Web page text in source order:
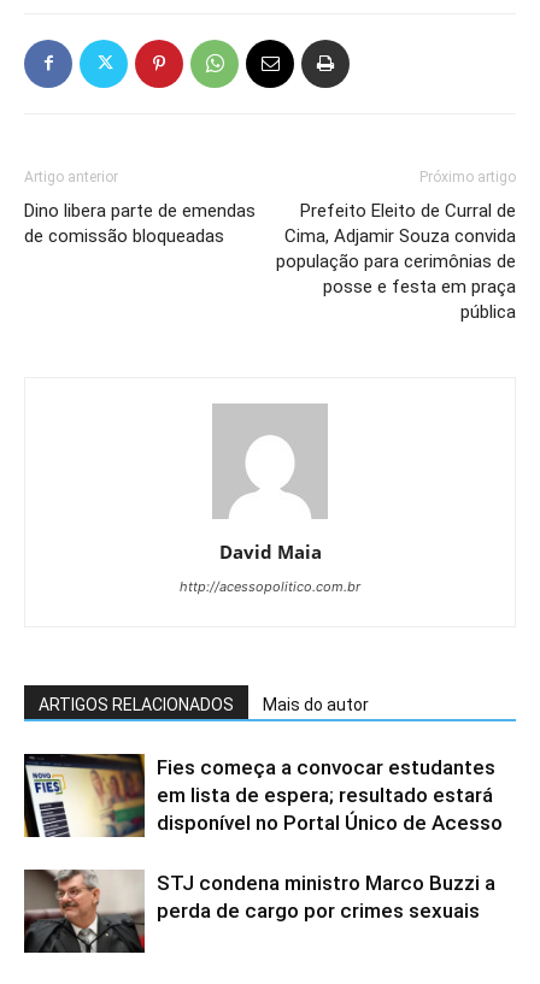
Artigo anterior
Dino libera parte de emendas
de comissão bloqueadas
Próximo artigo
Prefeito Eleito de Curral de
Cima, Adjamir Souza convida
população para cerimônias de
posse e festa em praça
pública
David Maia
http://acessopolitico.com.br
ARTIGOS RELACIONADOS Mais do autor
Fies começa a convocar estudantes
em lista de espera; resultado estará
disponível no Portal Único de Acesso
STJ condena ministro Marco Buzzi a
perda de cargo por crimes sexuais